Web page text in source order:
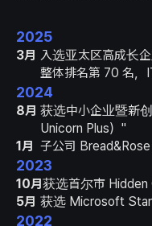
2025
3月 入选亚太区高成长
整体排名第 70 名，
2024
8月 获选中小企业暨新
Unicorn Plus）"
1月 子公司
2023
10月获选首尔市 Hidden
5月 获选 Microsoft
2022